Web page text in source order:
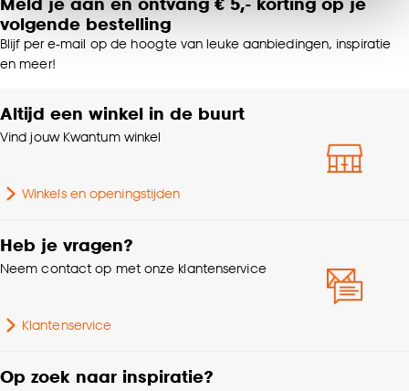
van alle cookies, of klik op ‘weigeren’ om alleen de
noodzakelijke cookies te accepteren. Je kunt er ook
voor kiezen om bepaalde cookies wel of niet te
klikken.
Goed om te weten is dat je deze keuze altijd nog
cookieverklaring.
Wasvoorschriften
Strijken °, Niet in de
Gewicht gram per m2
Mate verduisterend 100% Verduisterend
Samenstelling
volgende bestelling
Blijf per e-mail op de hoogte van leuke aanbiedingen, inspiratie
en meer!
Altijd een winkel in de buurt
Vind jouw Kwantum winkel
Winkels en openingstijden
Heb je vragen?
Neem contact op met onze klantenservice
Klantenservice
Op zoek naar inspiratie?